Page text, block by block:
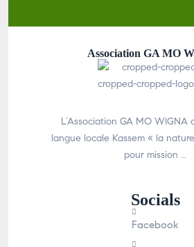
Association GA MO
L’Association GA MO WIGNA
langue locale Kassem « la
pour mission …
Socials
Facebook